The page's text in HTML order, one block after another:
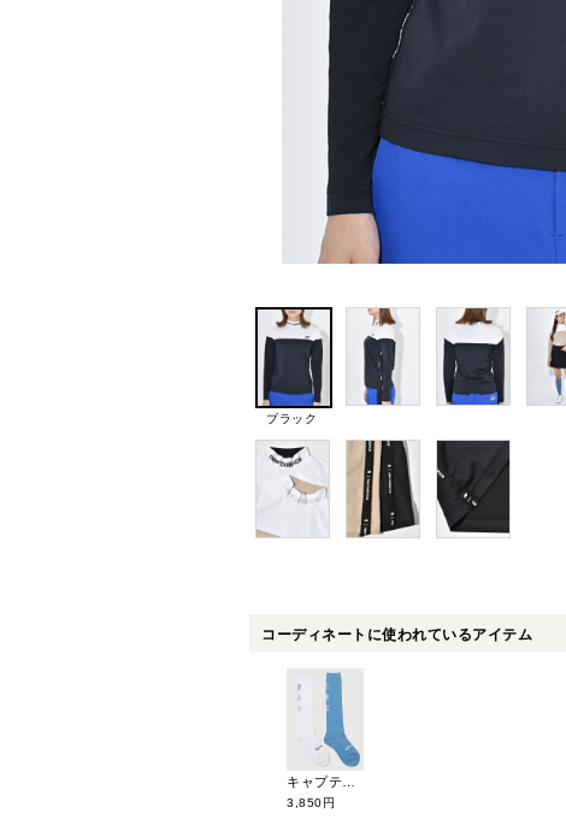
ブラック
コーディネートに使われているアイテム
3,850円